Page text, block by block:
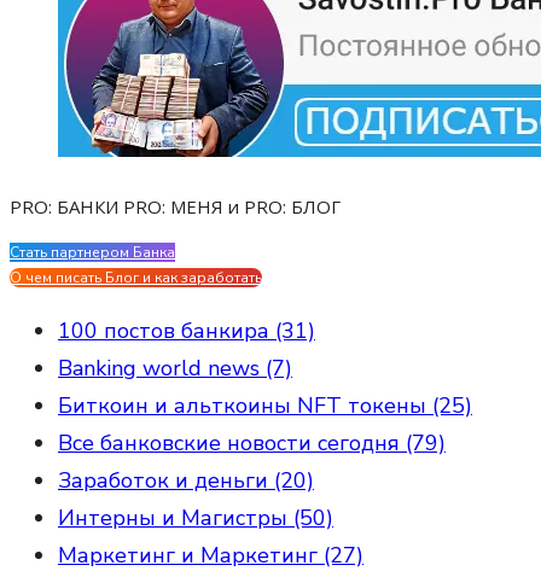
PRO: БАНКИ PRO: МЕНЯ и PRO: БЛОГ
Стать партнером Банка
О чем писать Блог и как заработать
100 постов банкира (31)
Banking world news (7)
Биткоин и альткоины NFT токены (25)
Все банковские новости сегодня (79)
Заработок и деньги (20)
Интерны и Магистры (50)
Маркетинг и Маркетинг (27)